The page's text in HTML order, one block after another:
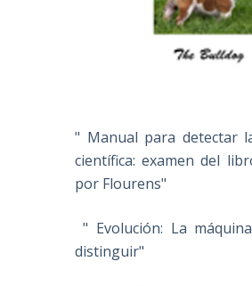
" Manual para detectar
científica: examen del
por Flourens"
" Evolución: La
distinguir"